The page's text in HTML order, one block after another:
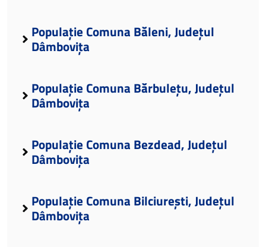
Populație Comuna Băleni, Județul
Dâmbovița
Populație Comuna Bărbulețu, Județul
Dâmbovița
Populație Comuna Bezdead, Județul
Dâmbovița
Populație Comuna Bilciurești, Județul
Dâmbovița